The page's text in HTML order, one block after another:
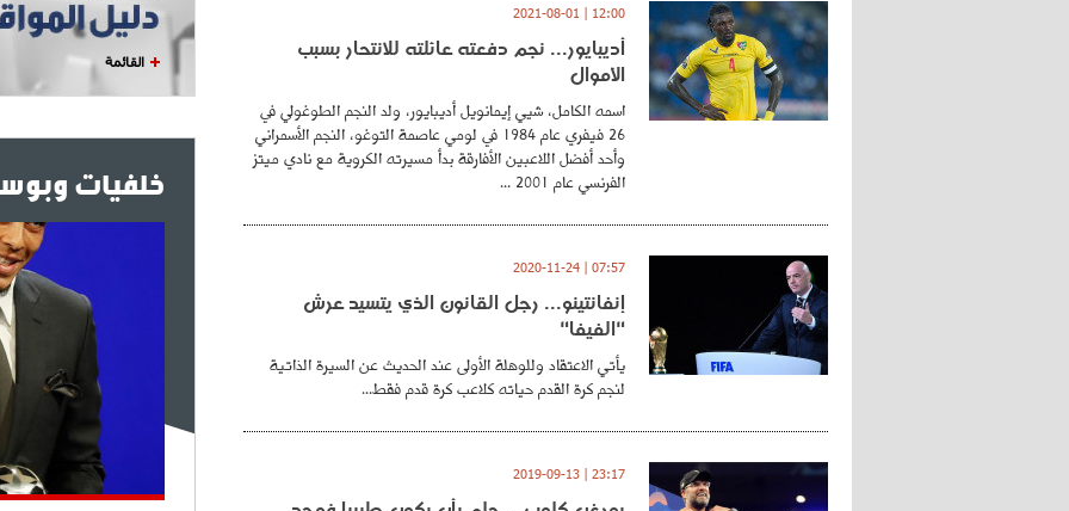
12:00 | 2021-08-01
أديبايور... نجم دفعته عائلته للانتحار بسبب
الأموال
اسمه الكامل، شيي إيمانويل أديبايور، ولد النجم الطوغولي في
26 فيفري عام 1984 في لومي عاصمة التوغو، النجم الأسمراني
وأحد أفضل اللاعبين الأفارقة بدأ مسيرته الكروية مع نادي ميتز
الفرنسي عام 2001 ...
07:57 | 2020-11-24
إنفانتينو... رجل القانون الذي يتسيد عرش
"الفيفا"
يأتي الاعتقاد وللوهلة الأولى عند الحديث عن السيرة الذاتية
لنجم كرة القدم حياته كلاعب كرة قدم فقط...
23:17 | 2019-09-13
القائمة
خلفيات